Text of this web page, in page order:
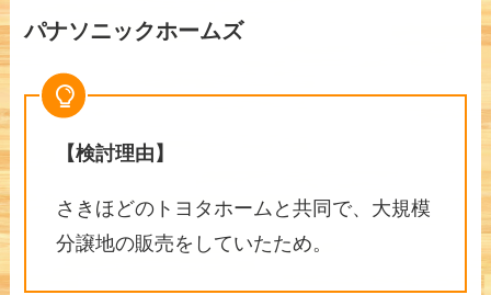
パナソニックホームズ
【検討理由】
さきほどのトヨタホームと共同で、大規模
分譲地の販売をしていたため。